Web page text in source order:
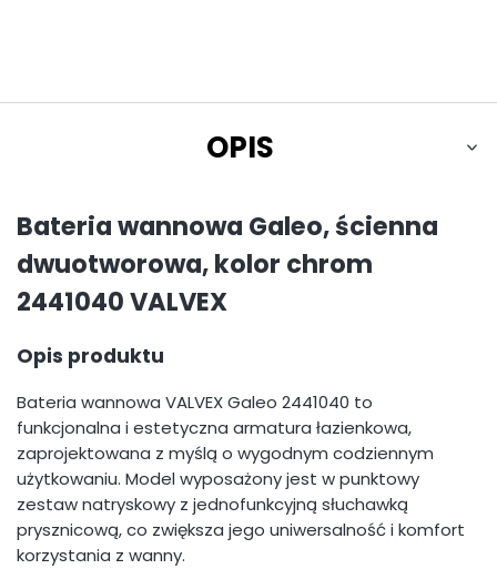
OPIS
Bateria wannowa Galeo, ścienna
dwuotworowa, kolor chrom
2441040 VALVEX
Opis produktu
Bateria wannowa VALVEX Galeo 2441040 to
funkcjonalna i estetyczna armatura łazienkowa,
zaprojektowana z myślą o wygodnym codziennym
użytkowaniu. Model wyposażony jest w punktowy
zestaw natryskowy z jednofunkcyjną słuchawką
prysznicową, co zwiększa jego uniwersalność i komfort
korzystania z wanny.